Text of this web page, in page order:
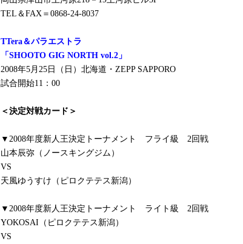
TEL＆FAX＝0868-24-8037
TTera＆パラエストラ
「SHOOTO GIG NORTH vol.2」
2008年5月25日（日）北海道・ZEPP SAPPORO
試合開始11：00
＜決定対戦カード＞
▼2008年度新人王決定トーナメント フライ級 2回戦
山本辰弥（ノースキングジム）
VS
天風ゆうすけ（ピロクテテス新潟）
▼2008年度新人王決定トーナメント ライト級 2回戦
YOKOSAI（ピロクテテス新潟）
VS